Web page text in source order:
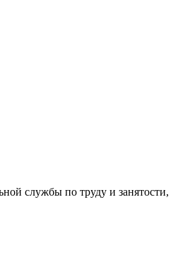
службы по труду и занятости,